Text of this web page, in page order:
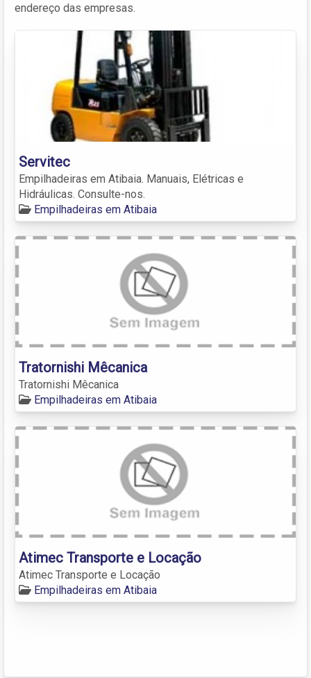
endereço das empresas.
Servitec
Empilhadeiras em Atibaia. Manuais, Elétricas e
Hidráulicas. Consulte-nos.
Empilhadeiras em Atibaia
Tratornishi Mêcanica
Tratornishi Mêcanica
Empilhadeiras em Atibaia
Atimec Transporte e Locação
Atimec Transporte e Locação
Empilhadeiras em Atibaia